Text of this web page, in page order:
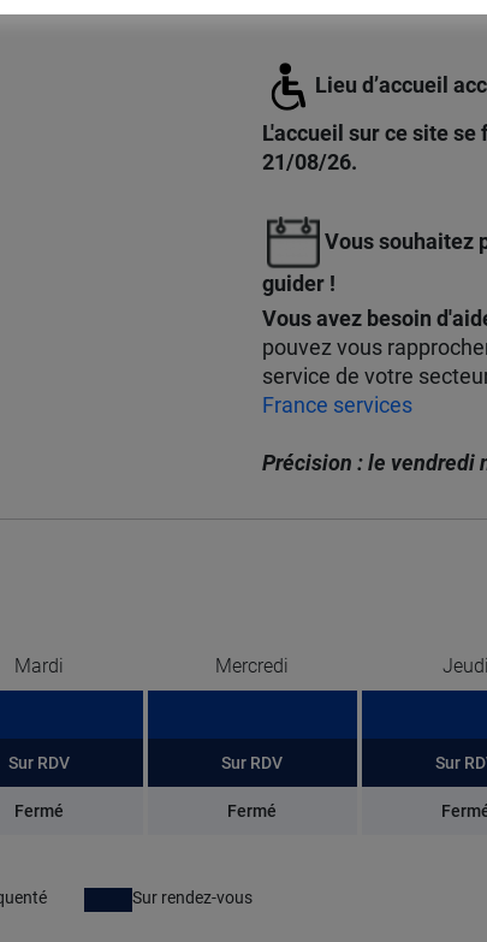
Lieu d’accueil
L'accueil sur ce site
21/08/26.
Vous souhaitez
guider !
Vous avez besoin
pouvez vous
service de votre
France services
Précision : le vendredi
Mardi Mercredi Jeudi
Sur RDV Sur RDV Sur
Fermé Fermé
Sur rendez-vous